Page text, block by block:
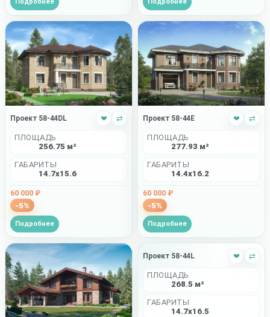
Подробнее
Проект 58-44DL ❤ ⇄
ПЛОЩАДЬ
256.75 м²
ГАБАРИТЫ
14.7x15.6
60 000 ₽
-5%
Подробнее
Проект 58-44E ❤ ⇄
ПЛОЩАДЬ
277.93 м²
ГАБАРИТЫ
14.4x16.2
60 000 ₽
-5%
Подробнее
Проект 58-44L ❤ ⇄
ПЛОЩАДЬ
268.5 м²
ГАБАРИТЫ
14.7x16.5